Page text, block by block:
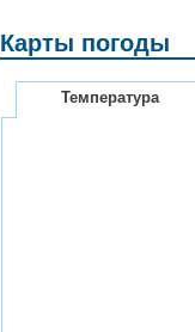
Карты погоды
Температура